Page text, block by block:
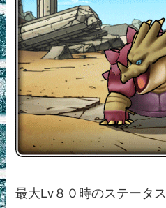
最大Lv８０時のステータス